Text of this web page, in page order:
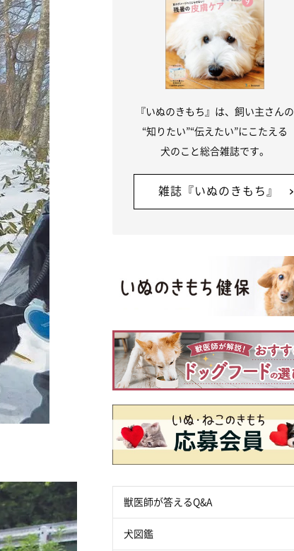
『いぬのきもち』は、飼い主さんの
“知りたい”“伝えたい”にこたえる
犬のこと総合雑誌です。
雑誌『いぬのきもち』
獣医師が答えるQ&A
犬図鑑